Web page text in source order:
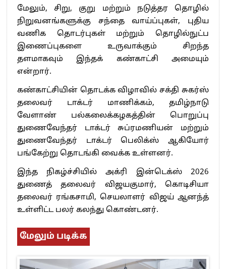
மேலும், சிறு, குறு மற்றும் நடுத்தர தொழில்
நிறுவனங்களுக்கு சந்தை வாய்ப்புகள், புதிய
வணிக தொடர்புகள் மற்றும் தொழில்நுட்ப
இணைப்புகளை உருவாக்கும் சிறந்த
தளமாகவும் இந்தக் கண்காட்சி அமையும்
என்றார்.
கண்காட்சியின் தொடக்க விழாவில் சக்தி சுகர்ஸ்
தலைவர் டாக்டர் மாணிக்கம், தமிழ்நாடு
வேளாண் பல்கலைக்கழகத்தின் பொறுப்பு
துணைவேந்தர் டாக்டர் சுப்ரமணியன் மற்றும்
துணைவேந்தர் டாக்டர் பெலிக்ஸ் ஆகியோர்
பங்கேற்று தொடங்கி வைக்க உள்ளனர்.
இந்த நிகழ்ச்சியில் அக்ரி இன்டெக்ஸ் 2026
துணைத் தலைவர் விஜயகுமார், கொடிசியா
தலைவர் ரங்கசாமி, செயலாளர் விஜய் ஆனந்த்
உள்ளிட்ட பலர் கலந்து கொண்டனர்.
மேலும் படிக்க